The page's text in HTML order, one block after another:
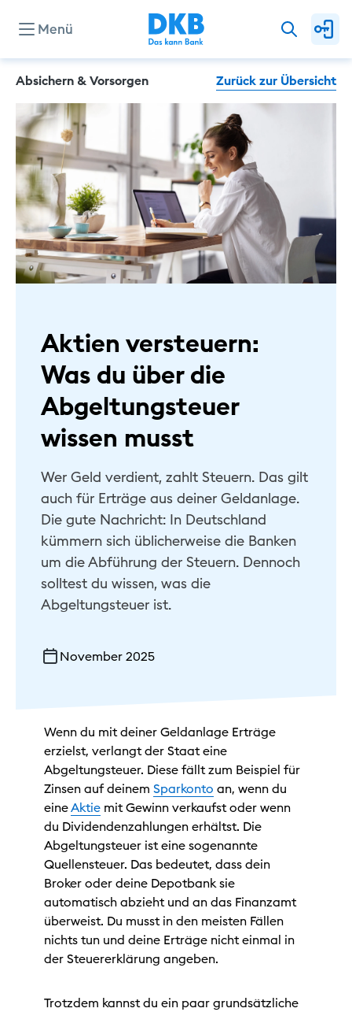
Menü
Konten & Karten
Kredite
Investieren & Sparen
Finanzierung & Immobilie
Hilfe & Kontakt
Nachhaltig
Absichern & Vorsorgen Zurück zur Übersicht
Aktien versteuern:
Was du über die
Abgeltungsteuer
wissen musst
Wer Geld verdient, zahlt Steuern. Das gilt
auch für Erträge aus deiner Geldanlage.
Die gute Nachricht: In Deutschland
kümmern sich üblicherweise die Banken
um die Abführung der Steuern. Dennoch
solltest du wissen, was die
Abgeltungsteuer ist.
November 2025
Wenn du mit deiner Geldanlage Erträge
erzielst, verlangt der Staat eine
Abgeltungsteuer. Diese fällt zum Beispiel für
Zinsen auf deinem Sparkonto an, wenn du
eineAktiemit Gewinn verkaufst oder wenn
du Dividendenzahlungen erhältst. Die
Abgeltungsteuer ist eine sogenannte
Quellensteuer. Das bedeutet, dass dein
Broker oder deine Depotbank sie
automatisch abzieht und an das Finanzamt
überweist. Du musst in den meisten Fällen
nichts tun und deine Erträge nicht einmal in
der Steuererklärung angeben.
Trotzdem kannst du ein paar grundsätzliche